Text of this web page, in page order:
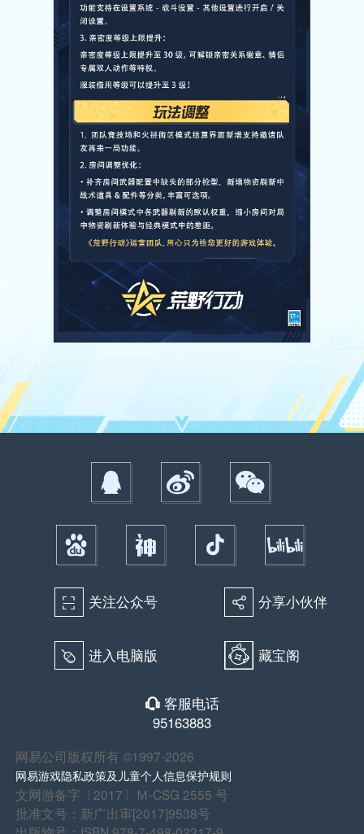
򰀁 关注公众号 򰀂 分享小伙伴
򰀄 进入电脑版 藏宝阁
򰀃 客服电话
95163883
网易公司版权所有 ©1997-2026
网易游戏隐私政策及儿童个人信息保护规则
文网游备字〔2017〕Ｍ-CSG 2555 号
批准文号：新广出审[2017]9538号